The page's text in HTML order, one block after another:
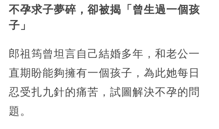
不孕求子夢碎， 卻被揭「曾生過一個孩
子」
郎祖筠曾坦言自己結婚多年，和老公一
直期盼能夠擁有一個孩子，為此她每日
忍受扎九針的痛苦，試圖解決不孕的問
題。